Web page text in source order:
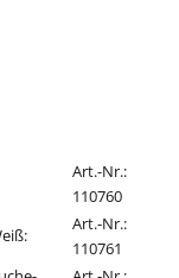
Art.-Nr.:
110760
:
Art.-Nr.:
110761